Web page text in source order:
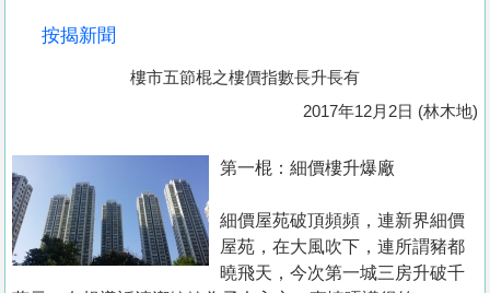
置
業
手
按揭新聞
樓市五節棍之樓價指數長升長有
2017年12月2日 (林木地)
第一棍：細價樓升爆廠
細價屋苑破頂頻頻，連新界細價
屋苑，在大風吹下，連所謂豬都
曉飛天，今次第一城三房升破千